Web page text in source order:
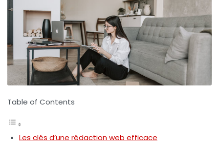
Table of Contents
Les clés d’une rédaction web efficace